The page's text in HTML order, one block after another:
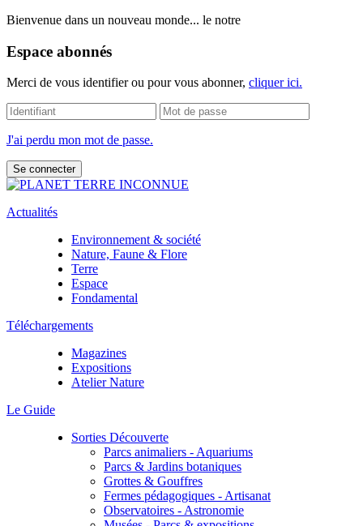
Bienvenue dans un nouveau monde... le notre
Espace abonnés
Merci de vous identifier ou pour vous abonner, cliquer ici.
J'ai perdu mon mot de passe.
Actualités
Environnement & société
Nature, Faune & Flore
Terre
Espace
Fondamental
Téléchargements
Magazines
Expositions
Atelier Nature
Le Guide
Sorties Découverte
Parcs animaliers - Aquariums
Parcs & Jardins botaniques
Grottes & Gouffres
Fermes pédagogiques - Artisanat
Observatoires - Astronomie